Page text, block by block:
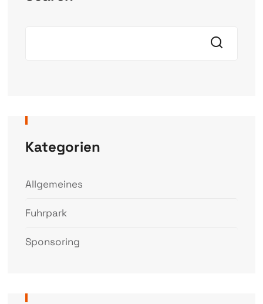
Kategorien
Allgemeines
Fuhrpark
Sponsoring